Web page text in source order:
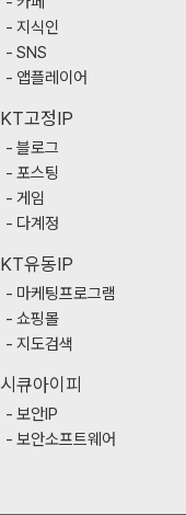
지식인
SNS
앱플레이어
KT고정IP
블로그
포스팅
게임
다계정
KT유동IP
마케팅프로그램
쇼핑몰
지도검색
시큐아이피
보안IP
보안소프트웨어